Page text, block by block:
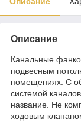
Описание
Канальные
подвесным
помещениях. С
системой
название. Не
ходовым